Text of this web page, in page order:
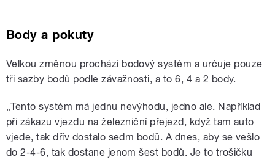
Body a pokuty
Velkou změnou prochází bodový systém a určuje pouze
tři sazby bodů podle závažnosti, a to 6, 4 a 2 body.
„Tento systém má jednu nevýhodu, jedno ale. Například
při zákazu vjezdu na železniční přejezd, když tam auto
vjede, tak dřív dostalo sedm bodů. A dnes, aby se vešlo
do 2-4-6, tak dostane jenom šest bodů. Je to trošičku